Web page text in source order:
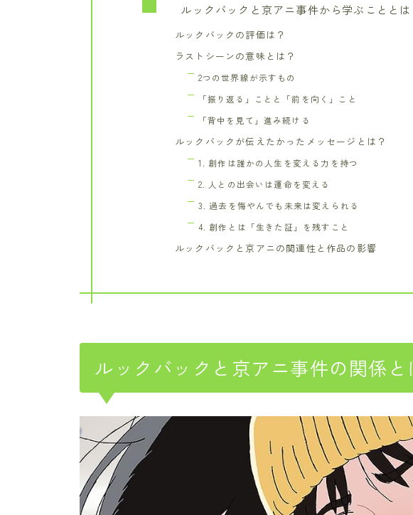
ルックバックと京アニ事件から学ぶこととは
ルックバックの評価は？
ラストシーンの意味とは？
2つの世界線が示すもの
「振り返る」ことと「前を向く」こと
「背中を見て」進み続ける
ルックバックが伝えたかったメッセージとは？
1. 創作は誰かの人生を変える力を持つ
2. 人との出会いは運命を変える
3. 過去を悔やんでも未来は変えられる
4. 創作とは「生きた証」を残すこと
ルックバックと京アニの関連性と作品の影響
ルックバックと京アニ事件の関係と